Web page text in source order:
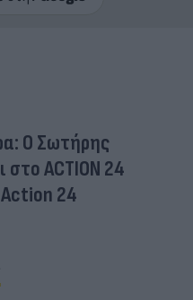
O Σωτήρης
ACTION 24
24